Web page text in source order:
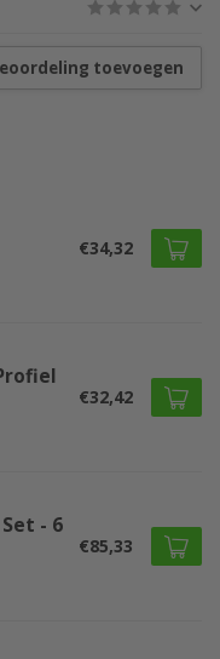
toevoegen
€34,32
€32,42
- 6
€85,33